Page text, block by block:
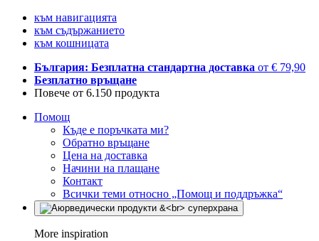
към навигацията
към съдържанието
към кошницата
България: Безплатна стандартна доставка от € 79,90
Безплатно връщане
Повече от 6.150 продукта
Помощ
Къде е поръчката ми?
Обратно връщане
Цена на доставка
Начини на плащане
Контакт
Всички теми относно „Помощ и поддръжка“
More inspiration